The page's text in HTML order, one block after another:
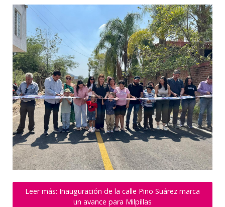
Leer más: Inauguración de la calle Pino Suárez marca
un avance para Milpillas